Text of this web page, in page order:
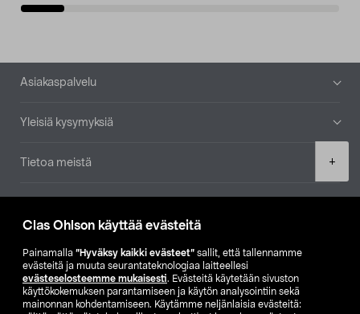
Clas Ohlson käyttää evästeitä
Painamalla ”Hyväksy kaikki evästeet” sallit, että tallennamme
evästeitä ja muuta seurantateknologiaa laitteellesi
evästeselosteemme mukaisesti. Evästeitä käytetään sivuston
käyttökokemuksen parantamiseen ja käytön analysointiin sekä
mainonnan kohdentamiseen. Käytämme neljänlaisia evästeitä:
+
Alatunniste
Asiakaspalvelu
Yleisiä kysymyksiä
Tietoa meistä
Etsi myymälä